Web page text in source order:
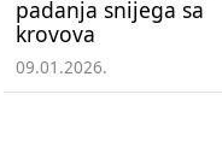
padanja snijega sa
krovova
09.01.2026.